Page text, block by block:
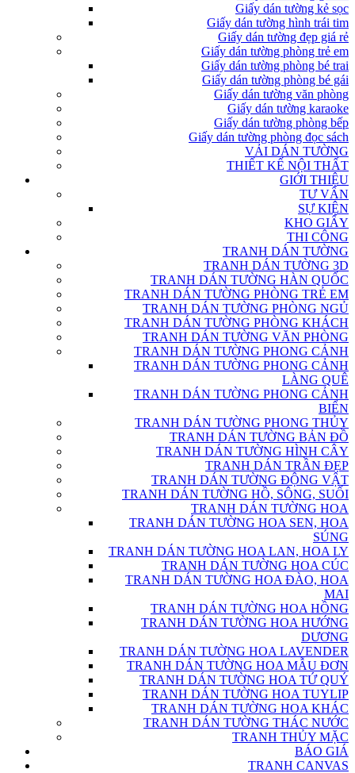
Giấy dán tường kẻ sọc
Giấy dán tường hình trái tim
Giấy dán tường đẹp giá rẻ
Giấy dán tường phòng trẻ em
Giấy dán tường phòng bé trai
Giấy dán tường phòng bé gái
Giấy dán tường văn phòng
Giấy dán tường karaoke
Giấy dán tường phòng bếp
Giấy dán tường phòng đọc sách
VẢI DÁN TƯỜNG
THIẾT KẾ NỘI THẤT
GIỚI THIỆU
TƯ VẤN
SỰ KIỆN
KHO GIẤY
THI CÔNG
TRANH DÁN TƯỜNG
TRANH DÁN TƯỜNG 3D
TRANH DÁN TƯỜNG HÀN QUỐC
TRANH DÁN TƯỜNG PHÒNG TRẺ EM
TRANH DÁN TƯỜNG PHÒNG NGỦ
TRANH DÁN TƯỜNG PHÒNG KHÁCH
TRANH DÁN TƯỜNG VĂN PHÒNG
TRANH DÁN TƯỜNG PHONG CẢNH
TRANH DÁN TƯỜNG PHONG CẢNH
LÀNG QUÊ
TRANH DÁN TƯỜNG PHONG CẢNH
BIỂN
TRANH DÁN TƯỜNG PHONG THỦY
TRANH DÁN TƯỜNG BẢN ĐỒ
TRANH DÁN TƯỜNG HÌNH CÂY
TRANH DÁN TRẦN ĐẸP
TRANH DÁN TƯỜNG ĐỘNG VẬT
TRANH DÁN TƯỜNG HỒ, SÔNG, SUỐI
TRANH DÁN TƯỜNG HOA
TRANH DÁN TƯỜNG HOA SEN, HOA
SÚNG
TRANH DÁN TƯỜNG HOA LAN, HOA LY
TRANH DÁN TƯỜNG HOA CÚC
TRANH DÁN TƯỜNG HOA ĐÀO, HOA
MAI
TRANH DÁN TƯỜNG HOA HỒNG
TRANH DÁN TƯỜNG HOA HƯỚNG
DƯƠNG
TRANH DÁN TƯỜNG HOA LAVENDER
TRANH DÁN TƯỜNG HOA MẪU ĐƠN
TRANH DÁN TƯỜNG HOA TỨ QUÝ
TRANH DÁN TƯỜNG HOA TUYLIP
TRANH DÁN TƯỜNG HOA KHÁC
TRANH DÁN TƯỜNG THÁC NƯỚC
TRANH THỦY MẶC
BÁO GIÁ
TRANH CANVAS